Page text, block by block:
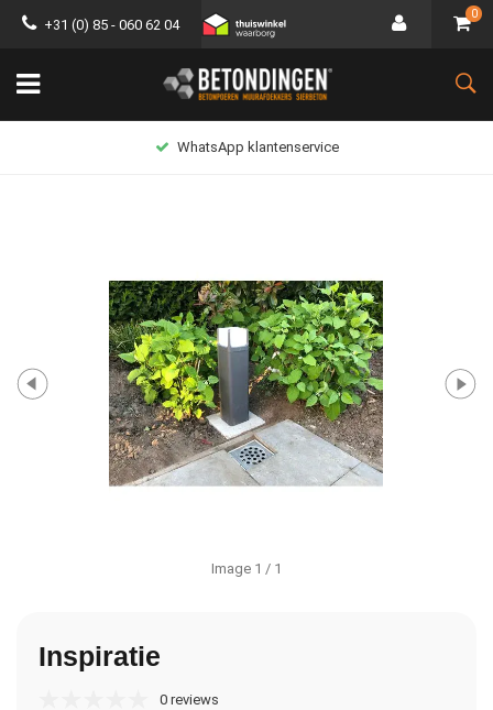
+31 (0) 85 - 060 62 04
0
WhatsApp klantenservice
Image 1 / 1
Inspiratie
0 reviews